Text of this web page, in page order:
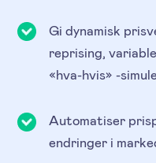
Gi dynamisk
reprising,
«hva-hvis» -
Automatiser
endringer i